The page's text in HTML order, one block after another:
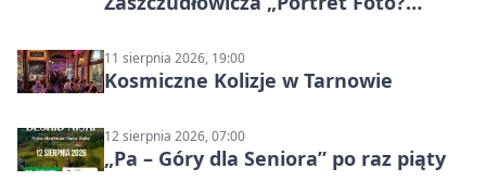
11 sierpnia 2026, 19:00
Kosmiczne Kolizje w Tarnowie
12 sierpnia 2026, 07:00
„Pa – Góry dla Seniora” po raz piąty